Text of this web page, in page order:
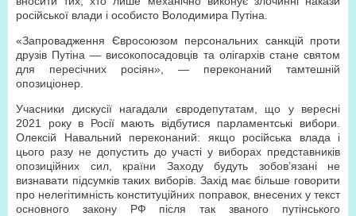
російської влади і особисто Володимира Путіна.
«Запровадження Євросоюзом персональних санкцій проти
друзів Путіна — високопосадовців та олігархів стане святом
для пересічних росіян», — переконаний тамтешній
опозиціонер.
Учасники дискусії нагадали євродепутатам, що у вересні
2021 року в Росії мають відбутися парламентські вибори.
Олексій Навальний переконаний: якщо російська влада і
цього разу не допустить до участі у виборах представників
опозиційних сил, країни Заходу будуть зобов’язані не
визнавати підсумків таких виборів. Захід має більше говорити
про нелегітимність конституційних поправок, внесених у текст
основного закону РФ після так званого путінського